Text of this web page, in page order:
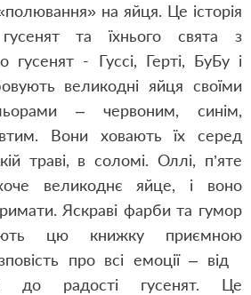
на яйця. Це історія
гусенят та їхнього свята з
гусенят - Гуссі, Герті, БуБу і
великодні яйця своїми
– червоним, синім,
Вони ховають їх серед
траві, в соломі. Оллі, п’яте
великоднє яйце, і воно
Яскраві фарби та гумор
цю книжку приємною
про всі емоції – від
до радості гусенят. Це